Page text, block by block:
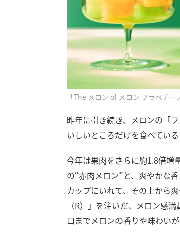
「The メロン of メロン フラペチ
昨年に引き続き、メロンの「
いしいところだけを食べている
今年は果肉をさらに約1.8倍
の“赤肉メロン”と、爽やかな
カップにいれて、その上から
（R）」を注いだ、メロン感
口までメロンの香りや味わい